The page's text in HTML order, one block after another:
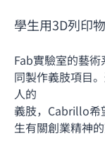
學生用3D列印
Fab實驗室的藝
同製作義肢項目
人的
義肢，Cabrillo希
生有關創業精神的